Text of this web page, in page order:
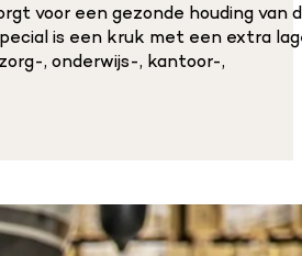
voor een gezonde houding van
is een kruk met een extra
, onderwijs-, kantoor-,